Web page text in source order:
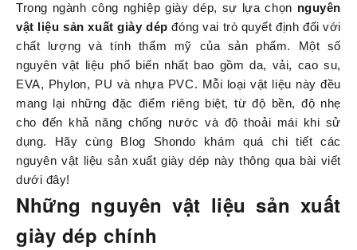
Trong ngành công nghiệp giày dép, sự lựa chọn nguyên
vật liệu sản xuất giày dép đóng vai trò quyết định đối với
chất lượng và tính thẩm mỹ của sản phẩm. Một số
nguyên vật liệu phổ biến nhất bao gồm da, vải, cao su,
EVA, Phylon, PU và nhựa PVC. Mỗi loại vật liệu này đều
mang lại những đặc điểm riêng biệt, từ độ bền, độ nhẹ
cho đến khả năng chống nước và độ thoải mái khi sử
dụng. Hãy cùng Blog Shondo khám quá chi tiết các
nguyên vật liệu sản xuất giày dép này thông qua bài viết
dưới đây!
Những nguyên vật liệu sản xuất
giày dép chính